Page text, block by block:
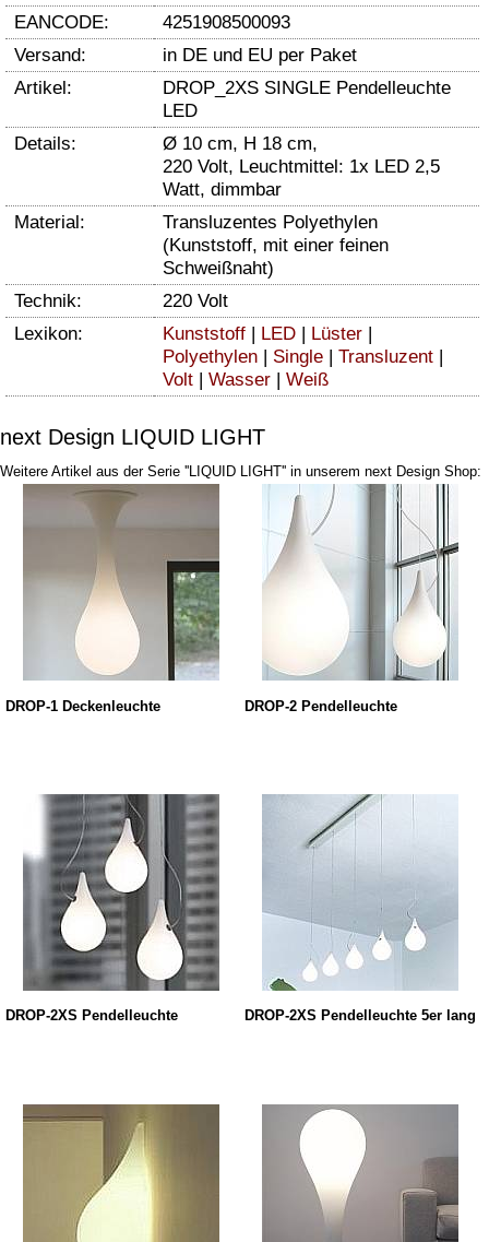
EANCODE:
4251908500093
Versand:
in DE und EU per Paket
Artikel:
DROP_2XS SINGLE Pendelleuchte
LED
Details:
Ø 10 cm, H 18 cm,
220 Volt, Leuchtmittel: 1x LED 2,5
Watt, dimmbar
Material:
Transluzentes Polyethylen
(Kunststoff, mit einer feinen
Schweißnaht)
Technik:
220 Volt
Lexikon:
Kunststoff | LED | Lüster |
Polyethylen | Single | Transluzent |
Volt | Wasser | Weiß
next Design LIQUID LIGHT
Weitere Artikel aus der Serie ''LIQUID LIGHT'' in unserem next Design Shop:
DROP-1 Deckenleuchte DROP-2 Pendelleuchte
DROP-2XS Pendelleuchte DROP-2XS Pendelleuchte 5er lang